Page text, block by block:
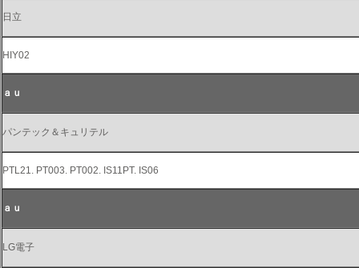
日立
HIY02
ａｕ
パンテック＆キュリテル
PTL21. PT003. PT002. IS11PT. IS06
ａｕ
LG電子